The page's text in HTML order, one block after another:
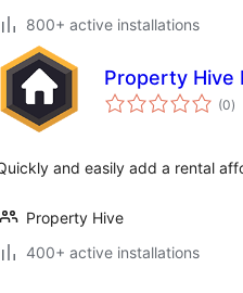
800+ active installations
Property Hive
(0)
and easily add a rental
Property Hive
400+ active installations